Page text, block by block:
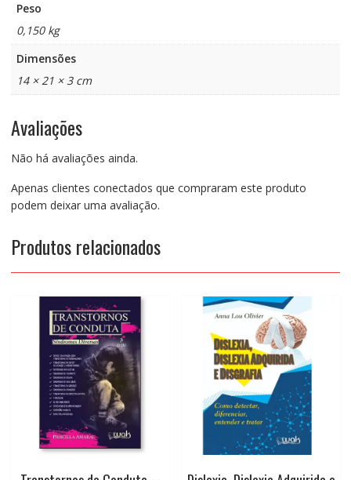
Peso
0,150 kg
Dimensões
14 × 21 × 3 cm
Avaliações
Não há avaliações ainda.
Apenas clientes conectados que compraram este produto
podem deixar uma avaliação.
Produtos relacionados